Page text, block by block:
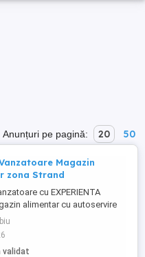
Anunțuri pe pagină: 20 50
Magazin
zona Strand
cu EXPERIENTA
alimentar cu autoservire
se lucreaza in ture de 8h.
Detalii la numarul de
validat